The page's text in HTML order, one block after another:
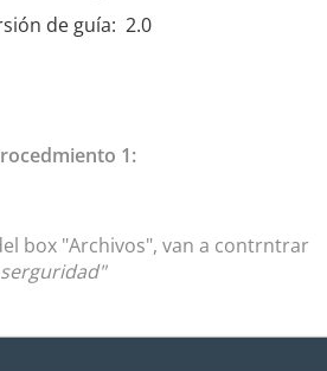
de guía: 2.0
1:
box "Archivos", van a contrntrar